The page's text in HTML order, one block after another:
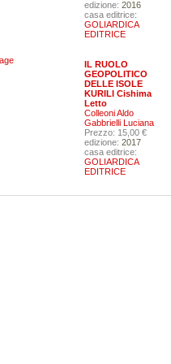
ALLA SCHEDA
edizione: 2016
casa editrice:
GOLIARDICA
EDITRICE
IL RUOLO
GEOPOLITICO
DELLE ISOLE
KURILI Cishima
Letto
Colleoni Aldo
Gabbrielli Luciana
Prezzo: 15,00 €
edizione: 2017
casa editrice:
GOLIARDICA
EDITRICE